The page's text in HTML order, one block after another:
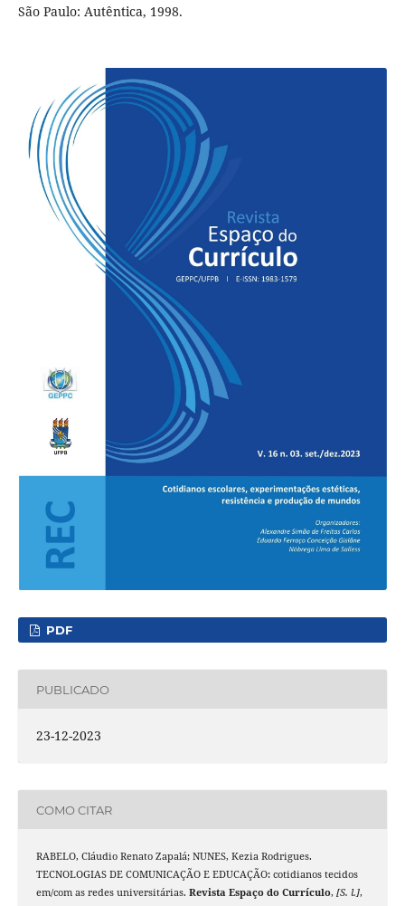
São Paulo: Autêntica, 1998.
PDF
PUBLICADO
23-12-2023
COMO CITAR
RABELO, Cláudio Renato Zapalá; NUNES, Kezia Rodrigues.
TECNOLOGIAS DE COMUNICAÇÃO E EDUCAÇÃO: cotidianos tecidos
em/com as redes universitárias. Revista Espaço do Currículo, [S. l.],